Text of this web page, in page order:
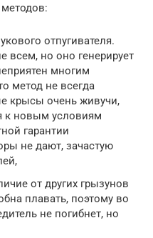
отпугивателя.
всем, но оно генерирует
многим
метод не всегда
крысы очень живучи,
к новым условиям
гарантии
не дают, зачастую
от других грызунов
плавать, поэтому во
не погибнет, но